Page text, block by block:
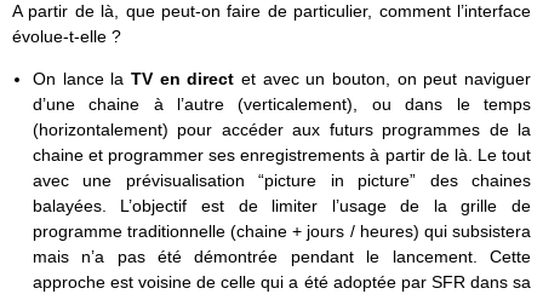
A partir de là, que peut-on faire de particulier, comment l’interface
évolue-t-elle ?
On lance la TV en direct et avec un bouton, on peut naviguer
d’une chaine à l’autre (verticalement), ou dans le temps
(horizontalement) pour accéder aux futurs programmes de la
chaine et programmer ses enregistrements à partir de là. Le tout
avec une prévisualisation “picture in picture” des chaines
balayées. L’objectif est de limiter l’usage de la grille de
programme traditionnelle (chaine + jours / heures) qui subsistera
mais n’a pas été démontrée pendant le lancement. Cette
approche est voisine de celle qui a été adoptée par SFR dans sa